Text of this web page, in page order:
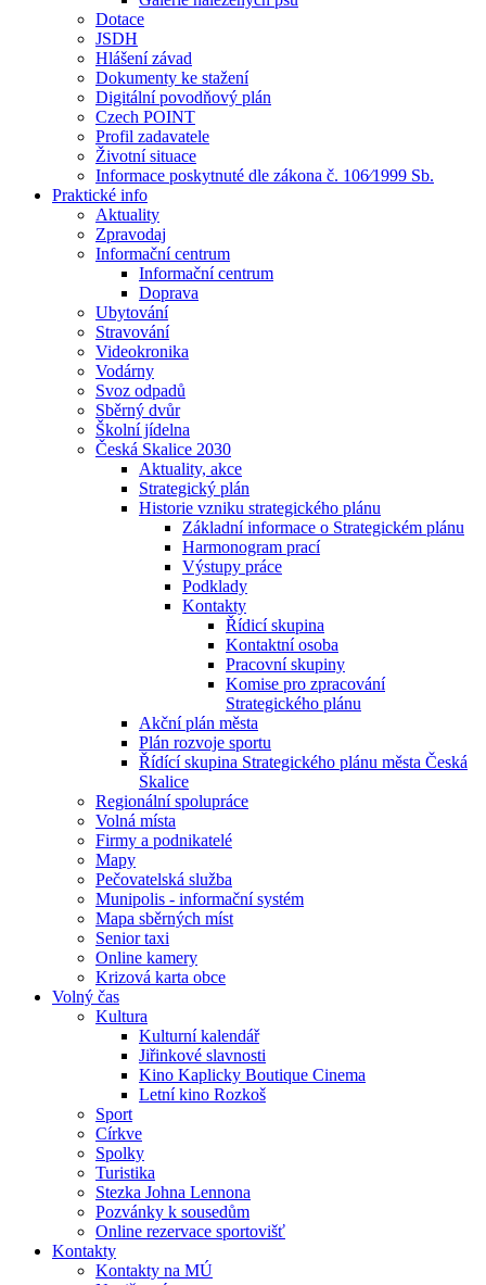
Dotace
JSDH
Hlášení závad
Dokumenty ke stažení
Digitální povodňový plán
Czech POINT
Profil zadavatele
Životní situace
Informace poskytnuté dle zákona č. 106⁄1999 Sb.
Praktické info
Aktuality
Zpravodaj
Informační centrum
Informační centrum
Doprava
Ubytování
Stravování
Videokronika
Vodárny
Svoz odpadů
Sběrný dvůr
Školní jídelna
Česká Skalice 2030
Aktuality, akce
Strategický plán
Historie vzniku strategického plánu
Základní informace o Strategickém plánu
Harmonogram prací
Výstupy práce
Podklady
Kontakty
Řídicí skupina
Kontaktní osoba
Pracovní skupiny
Komise pro zpracování
Strategického plánu
Akční plán města
Plán rozvoje sportu
Řídící skupina Strategického plánu města Česká
Skalice
Regionální spolupráce
Volná místa
Firmy a podnikatelé
Mapy
Pečovatelská služba
Munipolis - informační systém
Mapa sběrných míst
Senior taxi
Online kamery
Krizová karta obce
Volný čas
Kultura
Kulturní kalendář
Jiřinkové slavnosti
Kino Kaplicky Boutique Cinema
Letní kino Rozkoš
Sport
Církve
Spolky
Turistika
Stezka Johna Lennona
Pozvánky k sousedům
Online rezervace sportovišť
Kontakty
Kontakty na MÚ